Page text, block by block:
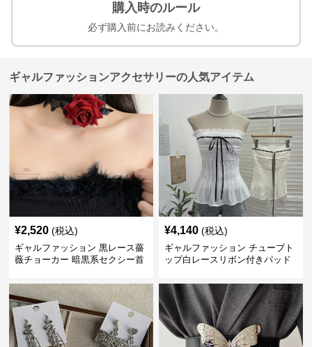
購入時のルール
必ず購入前にお読みください。
ギャルファッションアクセサリーの人気アイテム
¥2,520 (税込)
ギャルファッション 黒レース薔
薇チョーカー 暗黒系セクシー首
¥4,140 (税込)
ギャルファッション チューブト
ップ白レースリボン付きパッド